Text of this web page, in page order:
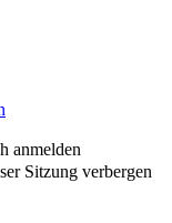
anmelden
Sitzung verbergen